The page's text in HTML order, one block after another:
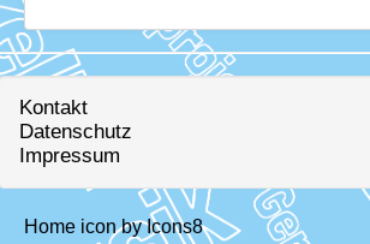
Kontakt
Datenschutz
Impressum
Home icon by Icons8